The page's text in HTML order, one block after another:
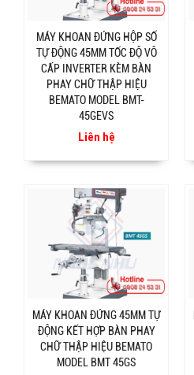
MÁY KHOAN ĐỨNG HỘP SỐ
TỰ ĐỘNG 45MM TỐC ĐỘ VÔ
CẤP INVERTER KÈM BÀN
PHAY CHỮ THẬP HIỆU
BEMATO MODEL BMT-
45GEVS
Liên hệ
MÁY KHOAN ĐỨNG 45MM TỰ
ĐỘNG KẾT HỢP BÀN PHAY
CHỮ THẬP HIỆU BEMATO
MODEL BMT 45GS